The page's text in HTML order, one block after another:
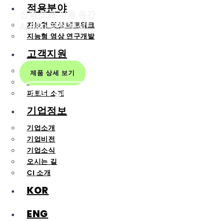
적용분야
지능형 영상 네트워크
지능형 영상 연구개발
고객지원
자료실
공급실적
파트너 소개
기업정보
기업소개
기업비전
기업소식
오시는 길
CI 소개
KOR
ENG
신축 도로 이음 유간
AI R&D 공정 분석
제품 상세 보기
AI R&D 솔루션 페이지